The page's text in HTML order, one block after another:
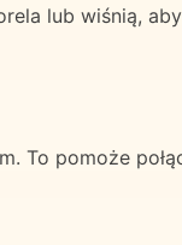
lub wiśnią, aby
To pomoże